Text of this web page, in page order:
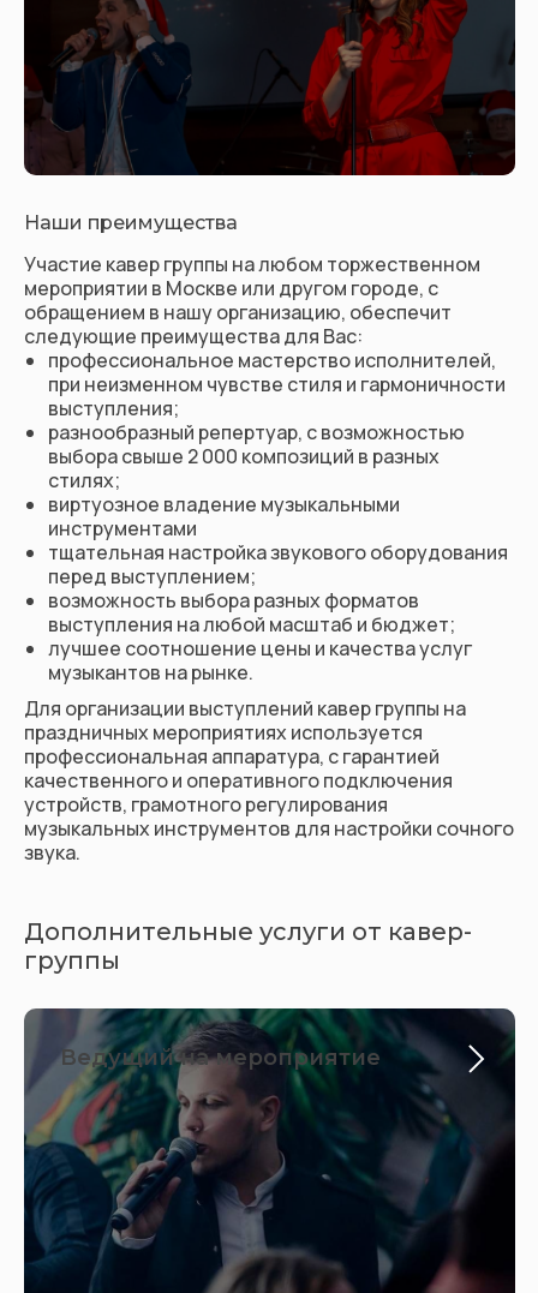
Наши преимущества
Участие кавер группы на любом торжественном
мероприятии в Москве или другом городе, с
обращением в нашу организацию, обеспечит
следующие преимущества для Вас:
профессиональное мастерство исполнителей,
при неизменном чувстве стиля и гармоничности
выступления;
разнообразный репертуар, с возможностью
выбора свыше 2 000 композиций в разных
стилях;
виртуозное владение музыкальными
инструментами
тщательная настройка звукового оборудования
перед выступлением;
возможность выбора разных форматов
выступления на любой масштаб и бюджет;
лучшее соотношение цены и качества услуг
музыкантов на рынке.
Для организации выступлений кавер группы на
праздничных мероприятиях используется
профессиональная аппаратура, с гарантией
качественного и оперативного подключения
устройств, грамотного регулирования
музыкальных инструментов для настройки сочного
звука.
Дополнительные услуги от кавер-
группы
Ведущий на мероприятие